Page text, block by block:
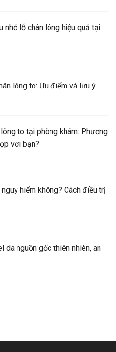
nhỏ lỗ chân lông hiệu quả tại
lông to: Ưu điểm và lưu ý
to tại phòng khám: Phương
với bạn?
hiểm không? Cách điều trị
da nguồn gốc thiên nhiên, an